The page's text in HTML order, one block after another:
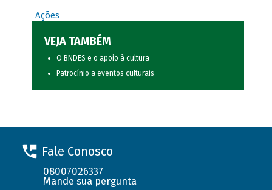
Ações
VEJA TAMBÉM
O BNDES e o apoio à cultura
Patrocínio a eventos culturais
Fale Conosco
08007026337
Mande sua pergunta